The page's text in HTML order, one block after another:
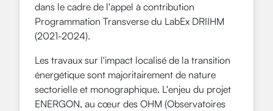
dans le cadre de l'appel à contribution
Programmation Transverse du LabEx DRIIHM
(2021-2024).
Les travaux sur l'impact localisé de la transition
énergétique sont majoritairement de nature
sectorielle et monographique. L'enjeu du projet
ENERGON, au cœur des OHM (Observatoires